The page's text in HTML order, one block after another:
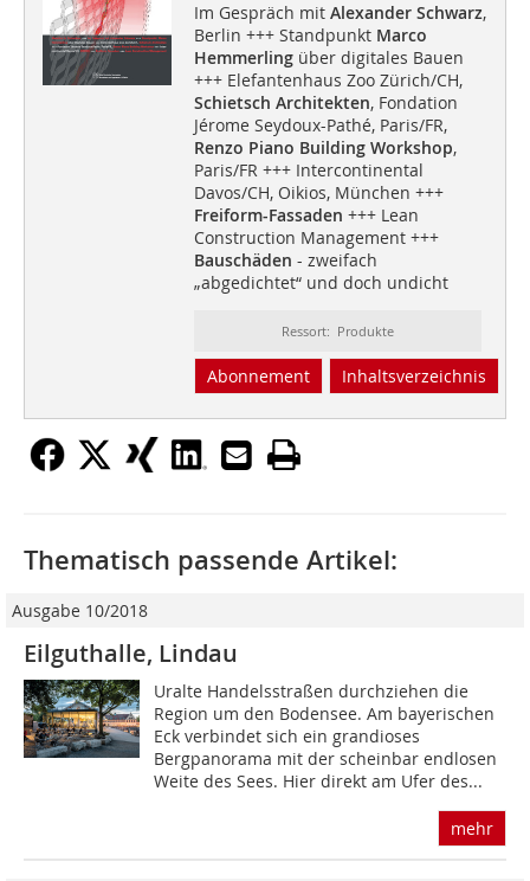
Im Gespräch mit Alexander Schwarz,
Berlin +++ Standpunkt Marco
Hemmerlingüber digitales Bauen
+++ Elefantenhaus Zoo Zürich/CH,
Schietsch Architekten, Fondation
Jérome Seydoux-Pathé, Paris/FR,
Renzo Piano Building Workshop,
Paris/FR +++ Intercontinental
Davos/CH, Oikios, München +++
Freiform-Fassaden +++ Lean
Construction Management +++
Bauschäden - zweifach
„abgedichtet“ und doch undicht
Ressort: Produkte
Abonnement Inhaltsverzeichnis
Thematisch passende Artikel:
Ausgabe 10/2018
Eilguthalle, Lindau
Uralte Handelsstraßen durchziehen die
Region um den Bodensee. Am bayerischen
Eck verbindet sich ein grandioses
Bergpanorama mit der scheinbar endlosen
Weite des Sees. Hier direkt am Ufer des...
mehr